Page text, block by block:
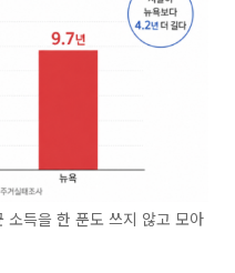
득을 한 푼도 쓰지 않고 모아